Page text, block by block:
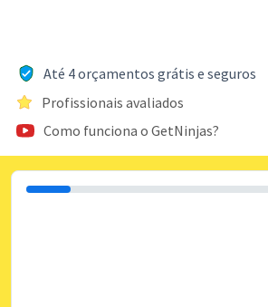
Até 4 orçamentos grátis e seguros
Profissionais avaliados
Como funciona o GetNinjas?